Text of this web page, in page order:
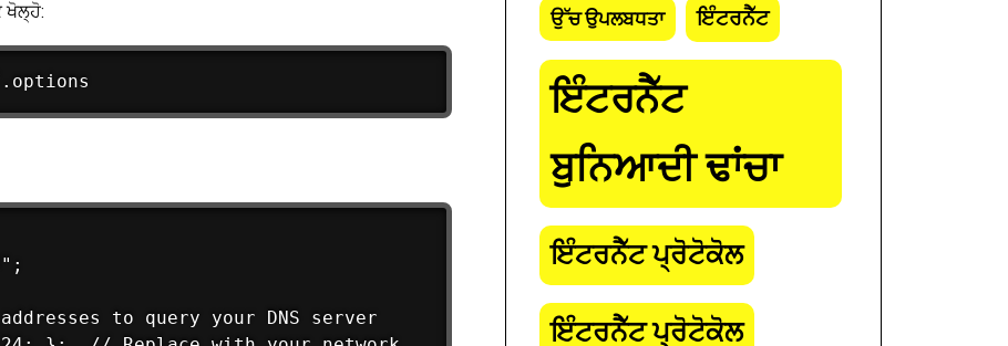
ਖੋਲ੍ਹੋ:
to query your DNS server
ਉੱਚ ਉਪਲਬਧਤਾ ਇੰਟਰਨੈੱਟ
ਇੰਟਰਨੈੱਟ
ਬੁਨਿਆਦੀ ਢਾਂਚਾ
ਇੰਟਰਨੈੱਟ ਪ੍ਰੋਟੋਕੋਲ
ਇੰਟਰਨੈੱਟ ਪ੍ਰੋਟੋਕੋਲ